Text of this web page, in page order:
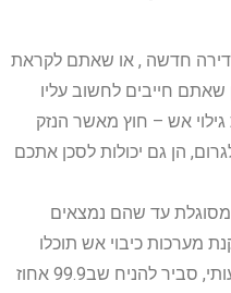
חדשה , או שאתם לקראת
חייבים לחשוב עליו
אש – חוץ מאשר הנזק
הן גם יכולות לסכן אתכם
עד שהם נמצאים
מערכות כיבוי אש תוכלו
לעשות בהחלט את ההבדל המשמעותי, סביר להניח שב99.9 אחוז